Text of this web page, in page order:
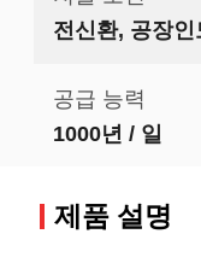
전신환, 공장인
공급 능력
1000년 / 일
제품 설명